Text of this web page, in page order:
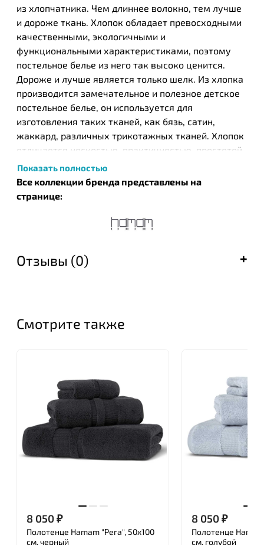
из хлопчатника. Чем длиннее волокно, тем лучше
и дороже ткань. Хлопок обладает превосходными
качественными, экологичными и
функциональными характеристиками, поэтому
постельное белье из него так высоко ценится.
Дороже и лучше является только шелк. Из хлопка
производится замечательное и полезное детское
постельное белье, он используется для
изготовления таких тканей, как бязь, сатин,
жаккард, различных трикотажных тканей. Хлопок
отличается носкостью, практичностью, простотой
в уходе, а хлопковое постельное белье
обеспечивает приятный и комфортный отдых.
Турецкий бренд текстильных изделий Нamam был
основан в 2003 году в результате общих усилий
известных на то время компании ЕКЕ и турецкого
первых, кто запустил производство целых серий
был даже взят под опеку правительством Турции,
В течение короткого времени Нamam занял
лидирующие позиции среди текстильных брендов.
Нamam стал выбором гостиниц и салонов красоты
по всему миру. Известные сети отелей
заказывают исключительно халаты и полотенца
этого турецкого бренда.
производителей домашнего и профессионального
текстиля премиум класса. Изделия компании не
уступают по качеству, стилю, дизайну и
Показать полностью
Все коллекции бренда представлены на
странице:
Отзывы (0)
Смотрите также
8 050₽
Полотенце Hamam "Pera", 50x100
см, черный
8 050₽
Полотенце
см, голубой